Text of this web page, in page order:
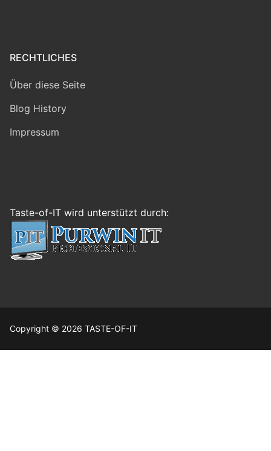
RECHTLICHES
Über diese Seite
Blog History
Impressum
Taste-of-IT wird unterstützt durch:
Copyright © 2026 TASTE-OF-IT